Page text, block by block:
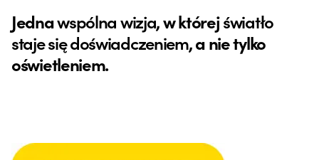
Jednawspólna wizja, w którejświatło
staje się doświadczeniem, a nie tylko
oświetleniem.